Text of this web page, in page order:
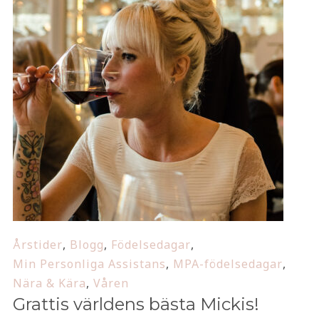
Årstider, Blogg, Födelsedagar,
Min Personliga Assistans, MPA-födelsedagar,
Nära & Kära, Våren
Grattis världens bästa Mickis!